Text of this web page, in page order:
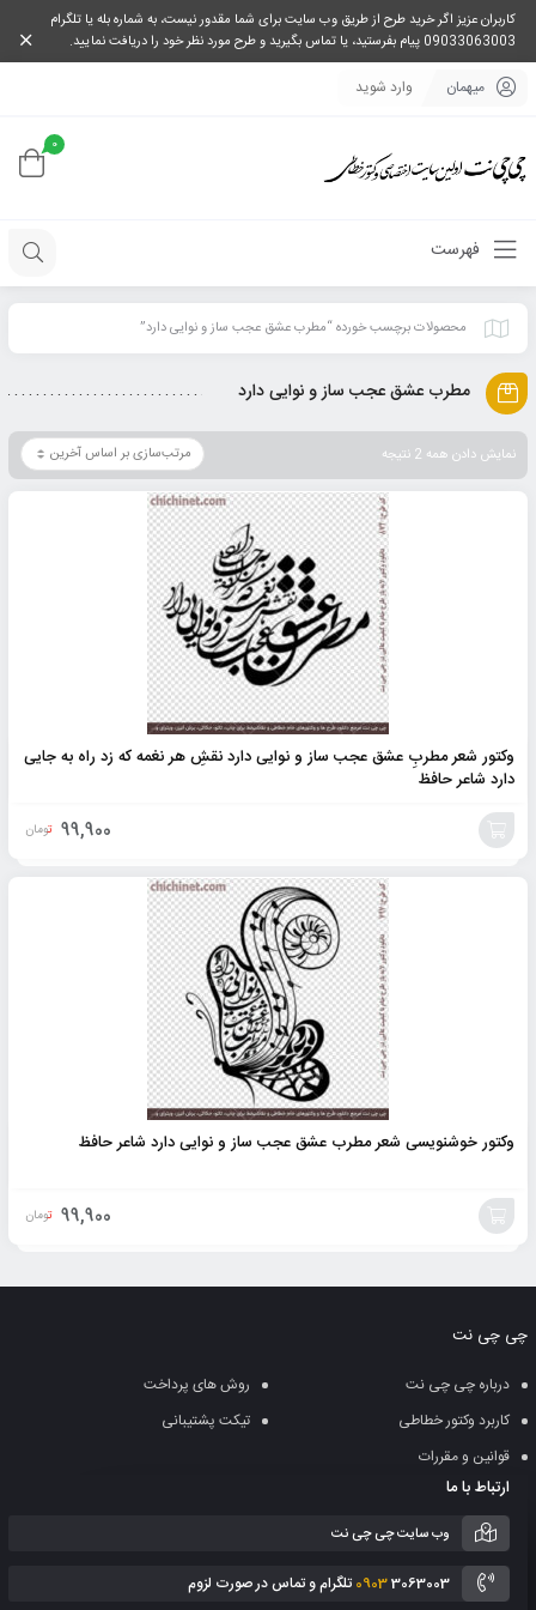
کاربران عزیز اگر خرید طرح از طریق وب سایت برای شما مقدور نیست، به شماره بله یا تلگرام
09033063003 پیام بفرستید، یا تماس بگیرید و طرح مورد نظر خود را دریافت نمایید.
میهمان وارد شوید
0
فهرست
محصولات برچسب خورده “مطرب عشق عجب ساز و نوایی دارد”
مطرب عشق عجب ساز و نوایی دارد
نمایش دادن همه 2 نتیجه
وکتور شعر مطربِ عشق عجب ساز و نوایی دارد نقشِ هر نغمه که زد راه به جایی
دارد شاعر حافظ
99,900 تومان
وکتور خوشنویسی شعر مطرب عشق عجب ساز و نوایی دارد شاعر حافظ
99,900 تومان
سبد
چی چی نت
درباره چی چی نت
روش های پرداخت
کاربرد وکتور خطاطی
تیکت پشتیبانی
قوانین و مقررات
ارتباط با ما
وب سایت چی چی نت
09033063003 تلگرام و تماس در صورت لزوم